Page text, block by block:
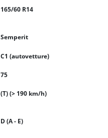
165/60 R14
Semperit
C1 (autovetture)
75
(T) (> 190 km/h)
D (A - E)